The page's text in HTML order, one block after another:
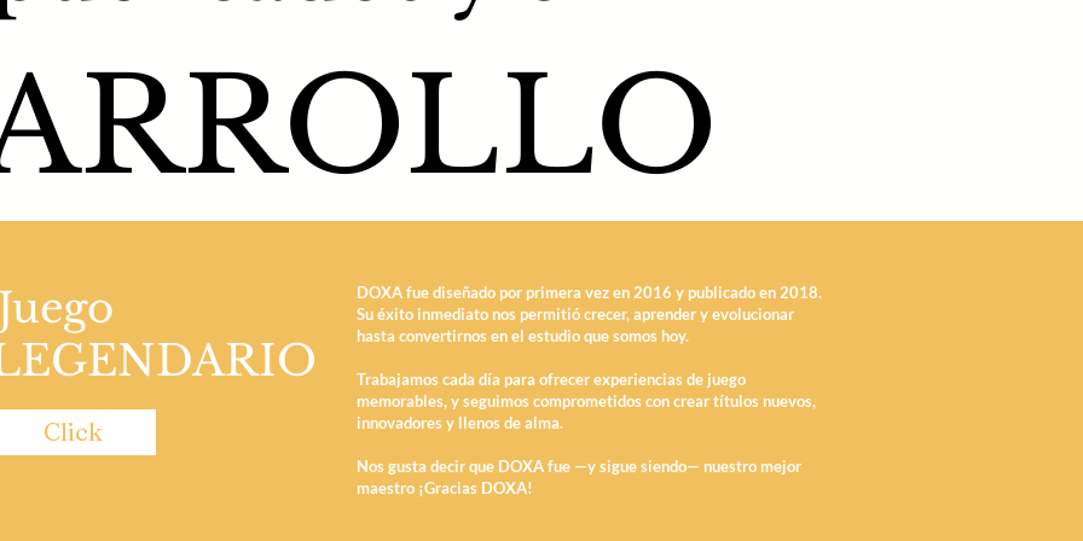
DOXA fue diseñado por primera vez en 2016 y publicado en 2018.
Su éxito inmediato nos permitió crecer, aprender y evolucionar
hasta convertirnos en el estudio que somos hoy.
Trabajamos cada día para ofrecer experiencias de juego
memorables, y seguimos comprometidos con crear títulos nuevos,
innovadores y llenos de alma.
Nos gusta decir que DOXA fue —y sigue siendo— nuestro mejor
maestro ¡Gracias DOXA!
Click